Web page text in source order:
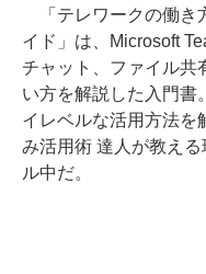
「テレワークの働き
イド」は、Microsoft
チャット、ファイル共
い方を解説した入門書
イレベルな活用方法を
み活用術 達人が教え
ル中だ。